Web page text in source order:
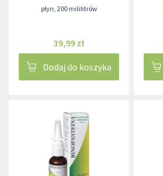
płyn, 200 mililitrów
39,99 zł
Dodaj do koszyka